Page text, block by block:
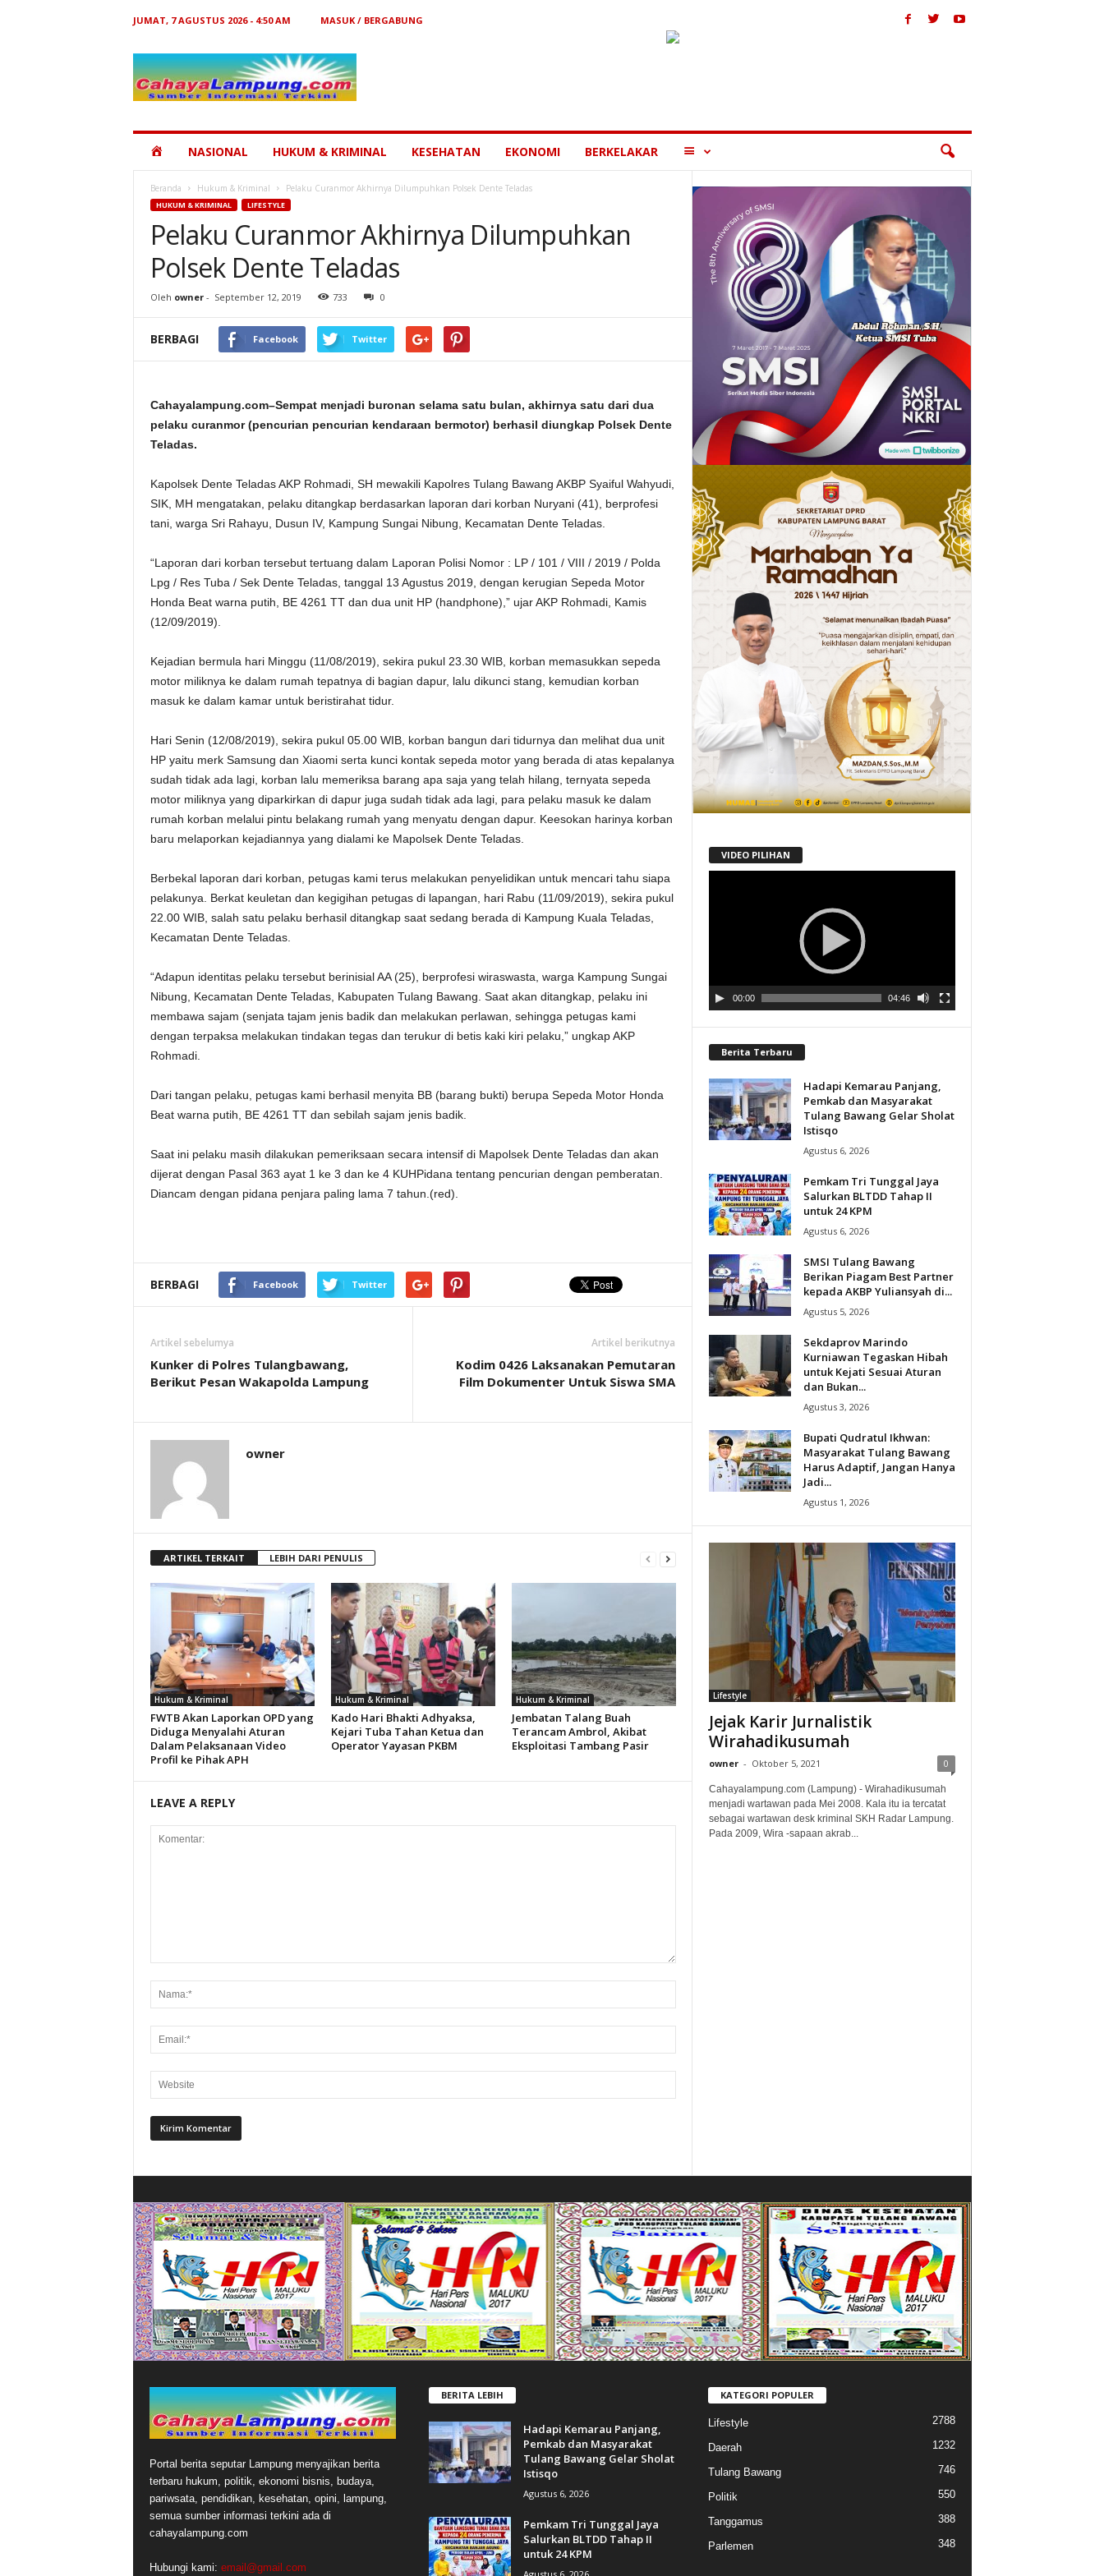
JUMAT, 7 AGUSTUS 2026 - 4:50 AM
MASUK / BERGABUNG
Lampung
HOMENASIONAL HUKUM & KRIMINAL KESEHATAN EKONOMI BERKELAKAR MORE
Beranda Hukum & Kriminal Pelaku Curanmor Akhirnya Dilumpuhkan Polsek Dente Teladas
HUKUM & KRIMINAL LIFESTYLE
Pelaku Curanmor Akhirnya Dilumpuhkan
Polsek Dente Teladas
Oleh owner- September 12, 2019 733 0
BERBAGI Facebook Twitter
Cahayalampung.com–Sempat menjadi buronan selama satu bulan, akhirnya satu dari dua
pelaku curanmor (pencurian pencurian kendaraan bermotor) berhasil diungkap Polsek Dente
Teladas.
Kapolsek Dente Teladas AKP Rohmadi, SH mewakili Kapolres Tulang Bawang AKBP Syaiful Wahyudi,
SIK, MH mengatakan, pelaku ditangkap berdasarkan laporan dari korban Nuryani (41), berprofesi
tani, warga Sri Rahayu, Dusun IV, Kampung Sungai Nibung, Kecamatan Dente Teladas.
“Laporan dari korban tersebut tertuang dalam Laporan Polisi Nomor : LP / 101 / VIII / 2019 / Polda
Lpg / Res Tuba / Sek Dente Teladas, tanggal 13 Agustus 2019, dengan kerugian Sepeda Motor
Honda Beat warna putih, BE 4261 TT dan dua unit HP (handphone),” ujar AKP Rohmadi, Kamis
(12/09/2019).
Kejadian bermula hari Minggu (11/08/2019), sekira pukul 23.30 WIB, korban memasukkan sepeda
motor miliknya ke dalam rumah tepatnya di bagian dapur, lalu dikunci stang, kemudian korban
masuk ke dalam kamar untuk beristirahat tidur.
Hari Senin (12/08/2019), sekira pukul 05.00 WIB, korban bangun dari tidurnya dan melihat dua unit
HP yaitu merk Samsung dan Xiaomi serta kunci kontak sepeda motor yang berada di atas kepalanya
sudah tidak ada lagi, korban lalu memeriksa barang apa saja yang telah hilang, ternyata sepeda
motor miliknya yang diparkirkan di dapur juga sudah tidak ada lagi, para pelaku masuk ke dalam
rumah korban melalui pintu belakang rumah yang menyatu dengan dapur. Keesokan harinya korban
baru melaporkan kejadiannya yang dialami ke Mapolsek Dente Teladas.
Berbekal laporan dari korban, petugas kami terus melakukan penyelidikan untuk mencari tahu siapa
pelakunya. Berkat keuletan dan kegigihan petugas di lapangan, hari Rabu (11/09/2019), sekira pukul
22.00 WIB, salah satu pelaku berhasil ditangkap saat sedang berada di Kampung Kuala Teladas,
Kecamatan Dente Teladas.
“Adapun identitas pelaku tersebut berinisial AA (25), berprofesi wiraswasta, warga Kampung Sungai
Nibung, Kecamatan Dente Teladas, Kabupaten Tulang Bawang. Saat akan ditangkap, pelaku ini
membawa sajam (senjata tajam jenis badik dan melakukan perlawan, sehingga petugas kami
dengan terpaksa melakukan tindakan tegas dan terukur di betis kaki kiri pelaku,” ungkap AKP
Rohmadi.
Dari tangan pelaku, petugas kami berhasil menyita BB (barang bukti) berupa Sepeda Motor Honda
Beat warna putih, BE 4261 TT dan sebilah sajam jenis badik.
Saat ini pelaku masih dilakukan pemeriksaan secara intensif di Mapolsek Dente Teladas dan akan
dijerat dengan Pasal 363 ayat 1 ke 3 dan ke 4 KUHPidana tentang pencurian dengan pemberatan.
Diancam dengan pidana penjara paling lama 7 tahun.(red).
BERBAGI Facebook Twitter
Artikel sebelumya
Kunker di Polres Tulangbawang,
Berikut Pesan Wakapolda Lampung
Artikel berikutnya
Kodim 0426 Laksanakan Pemutaran
Film Dokumenter Untuk Siswa SMA
owner
ARTIKEL TERKAIT LEBIH DARI PENULIS
Hukum & Kriminal
FWTB Akan Laporkan OPD yang
Diduga Menyalahi Aturan
Dalam Pelaksanaan Video
Profil ke Pihak APH
Hukum & Kriminal
Kado Hari Bhakti Adhyaksa,
Kejari Tuba Tahan Ketua dan
Operator Yayasan PKBM
Hukum & Kriminal
Jembatan Talang Buah
Terancam Ambrol, Akibat
Eksploitasi Tambang Pasir
LEAVE A REPLY
VIDEO PILIHAN
00:00 04:46
Berita Terbaru
Hadapi Kemarau Panjang,
Pemkab dan Masyarakat
Tulang Bawang Gelar Sholat
Istisqo
Agustus 6, 2026
Pemkam Tri Tunggal Jaya
Salurkan BLTDD Tahap II
untuk 24 KPM
Agustus 6, 2026
SMSI Tulang Bawang
Berikan Piagam Best Partner
kepada AKBP Yuliansyah di...
Agustus 5, 2026
Sekdaprov Marindo
Kurniawan Tegaskan Hibah
untuk Kejati Sesuai Aturan
dan Bukan...
Agustus 3, 2026
Bupati Qudratul Ikhwan:
Masyarakat Tulang Bawang
Harus Adaptif, Jangan Hanya
Jadi...
Agustus 1, 2026
Lifestyle
Jejak Karir Jurnalistik
Wirahadikusumah
owner - Oktober 5, 2021 0
Cahayalampung.com (Lampung) - Wirahadikusumah
menjadi wartawan pada Mei 2008. Kala itu ia tercatat
sebagai wartawan desk kriminal SKH Radar Lampung.
Pada 2009, Wira -sapaan akrab...
Portal berita seputar Lampung menyajikan berita
terbaru hukum, politik, ekonomi bisnis, budaya,
pariwsata, pendidikan, kesehatan, opini, lampung,
semua sumber informasi terkini ada di
cahayalampung.com
Hubungi kami: email@gmail.com
BERITA LEBIH
Hadapi Kemarau Panjang,
Pemkab dan Masyarakat
Tulang Bawang Gelar Sholat
Istisqo
Agustus 6, 2026
Pemkam Tri Tunggal Jaya
Salurkan BLTDD Tahap II
untuk 24 KPM
KATEGORI POPULER
Lifestyle 2788
Daerah 1232
Tulang Bawang 746
Politik 550
Tanggamus 388
Parlemen 348